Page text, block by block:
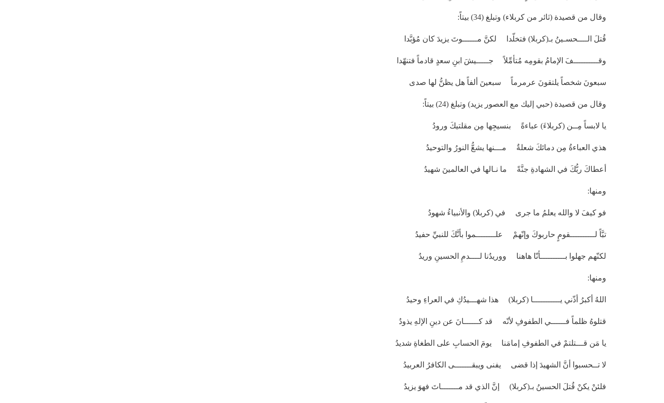
وقال من قصيدة (ثائر من كربلاء) وتبلغ (34) بيتاً:
قُتلَ الــــحسـينُ بـ(كربلا) فتخلّدا لكنَّ مــــــوتَ يزيدَ كان مُؤبَّدا
وقــــــــــفَ الإمامُ بقومِه مُتأمِّلاً جـــــيشَ ابنِ سعدٍ قادماً فتنهّدا
سبعونَ شخصاً يلتقونَ عرمرماً سبعينَ ألفاً هل يظنُّ لها صدى
وقال من قصيدة (حبي إليك مع العصور يزيد) وتبلغ (24) بيتاً:
يا لابساً مِــن (كربلاءَ) عباءةً بنسيجِها مِن مقلتيكَ ورودُ
هذي العباءةُ مِن دمائكَ شعلةٌ مـــنها يشعُّ النورُ والتوحيدُ
أعطاكَ ربُّكَ في الشهادةِ جنَّةً ما نـالها في العالمينَ شهيدُ
ومنها:
فو كيفَ لا والله يعلمُ ما جرى في (كربلا) والأنبياءُ شهودُ
تبَّاً لــــــــــقومٍ حاربوكَ وإنّهمْ علــــــــموا بأنَّكَ للنبيِّ حفيدُ
لكنّهم جهلوا بــــــــــأنّا هاهنا ووريدُنا لــــدمِ الحسينِ وريدُ
ومنها:
اللهُ أكبرُ أذّني يـــــــــــا (كربلا) هذا شهـــيدُكِ في العراءِ وحيدُ
قتلوهُ ظلماً فــــــي الطفوفِ لأنّه قد كــــــانَ عن دينِ الإلهِ يذودُ
يا مَن قـــتلتمْ في الطفوفِ إمامَنا يومَ الحسابِ على الطغاةِ شديدُ
لا تــحسبوا أنَّ الشهيدَ إذا قضى يفنى ويبقـــــــى الكافرُ العربيدُ
فلئنْ يكنْ قُتلَ الحسينُ بـ(كربلا) إنَّ الذي قد مـــــــاتَ فهوَ يزيدُ